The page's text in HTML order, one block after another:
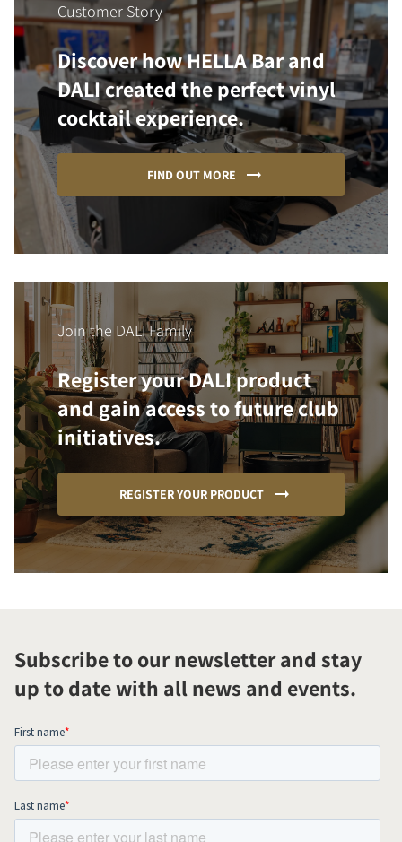
Customer Story
Discover how HELLA Bar and
DALI created the perfect vinyl
cocktail experience.
FIND OUT MORE
Join the DALI Family
Register your DALI product
and gain access to future club
initiatives.
REGISTER YOUR PRODUCT
Subscribe to our newsletter and stay
up to date with all news and events.